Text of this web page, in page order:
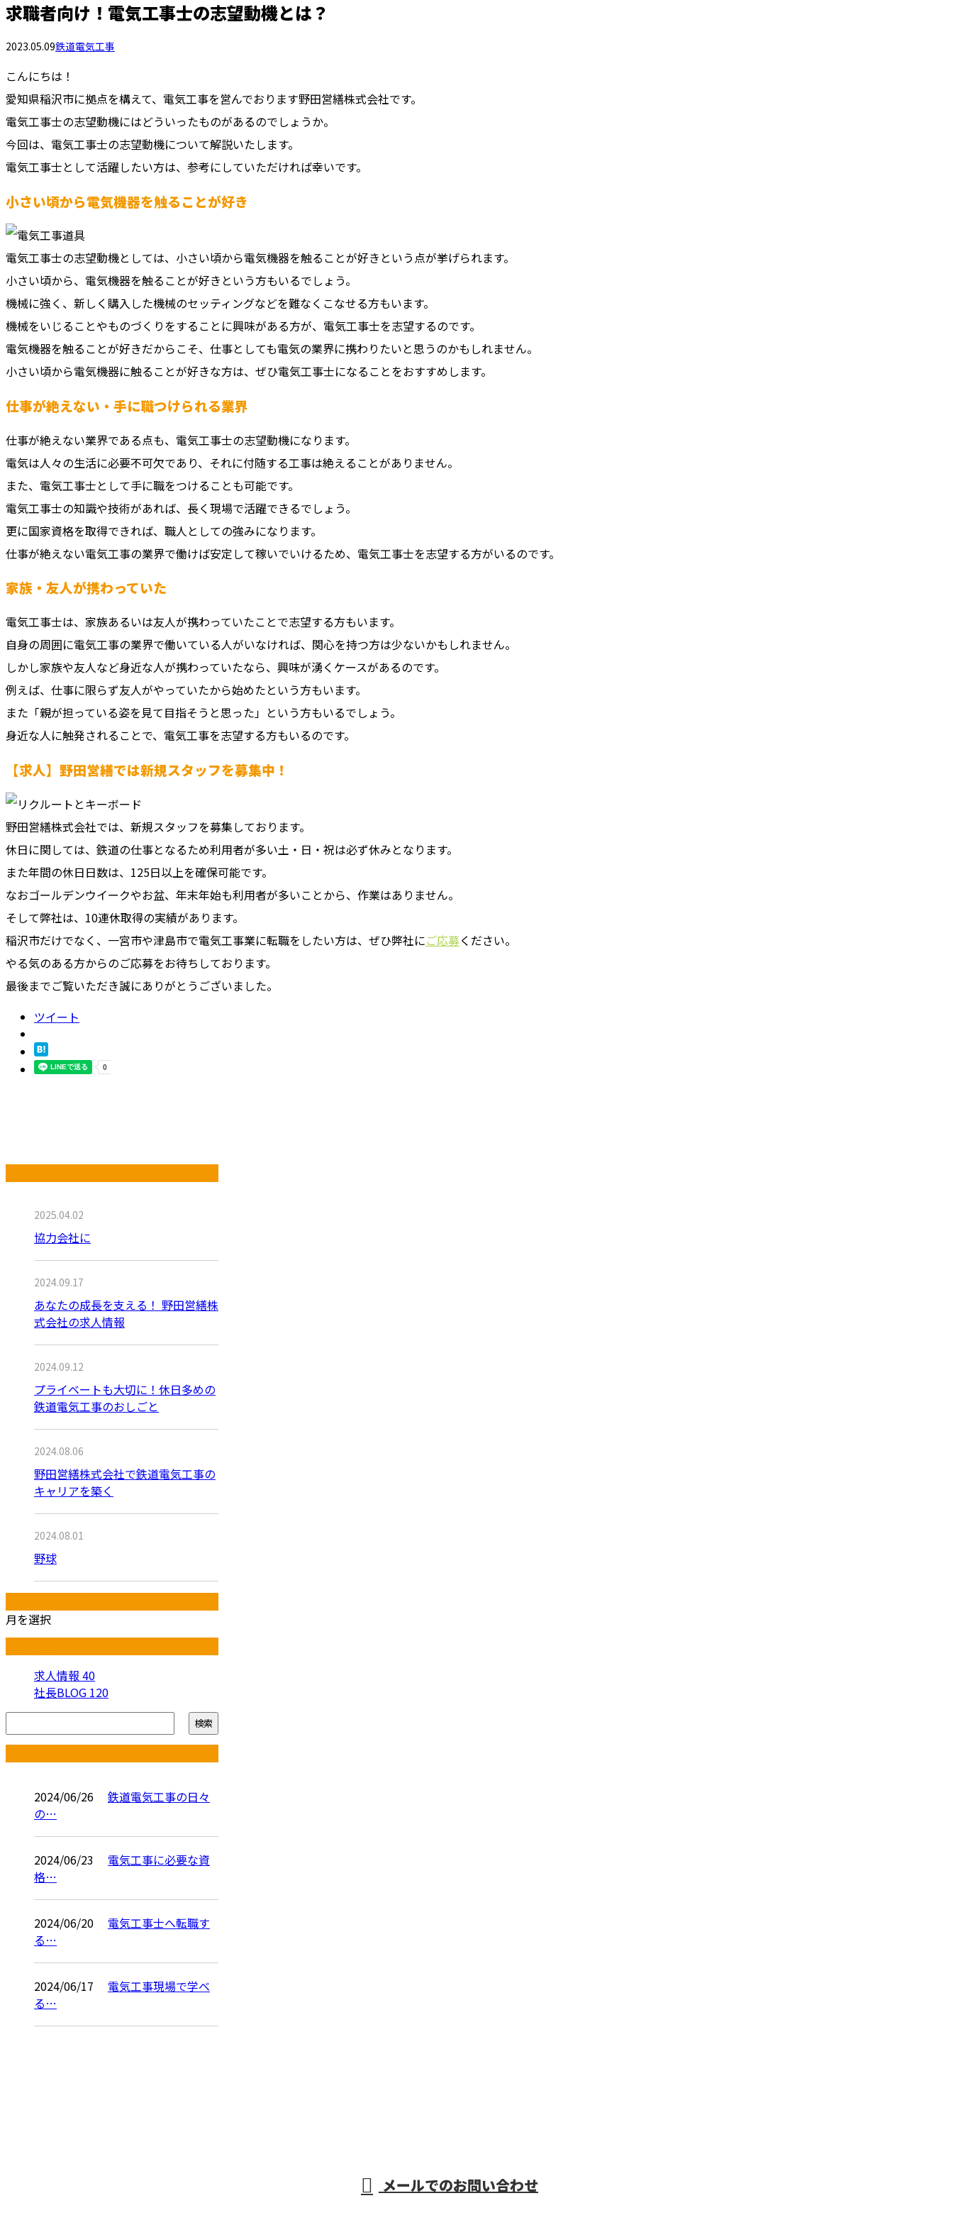
求職者向け！電気工事士の志望動機とは？
2023.05.09鉄道電気工事
こんにちは！
愛知県稲沢市に拠点を構えて、電気工事を営んでおります野田営繕株式会社です。
電気工事士の志望動機にはどういったものがあるのでしょうか。
今回は、電気工事士の志望動機について解説いたします。
電気工事士として活躍したい方は、参考にしていただければ幸いです。
小さい頃から電気機器を触ることが好き
電気工事士の志望動機としては、小さい頃から電気機器を触ることが好きという点が挙げられます。
小さい頃から、電気機器を触ることが好きという方もいるでしょう。
機械に強く、新しく購入した機械のセッティングなどを難なくこなせる方もいます。
機械をいじることやものづくりをすることに興味がある方が、電気工事士を志望するのです。
電気機器を触ることが好きだからこそ、仕事としても電気の業界に携わりたいと思うのかもしれません。
小さい頃から電気機器に触ることが好きな方は、ぜひ電気工事士になることをおすすめします。
仕事が絶えない・手に職つけられる業界
仕事が絶えない業界である点も、電気工事士の志望動機になります。
電気は人々の生活に必要不可欠であり、それに付随する工事は絶えることがありません。
また、電気工事士として手に職をつけることも可能です。
電気工事士の知識や技術があれば、長く現場で活躍できるでしょう。
更に国家資格を取得できれば、職人としての強みになります。
仕事が絶えない電気工事の業界で働けば安定して稼いでいけるため、電気工事士を志望する方がいるのです。
家族・友人が携わっていた
電気工事士は、家族あるいは友人が携わっていたことで志望する方もいます。
自身の周囲に電気工事の業界で働いている人がいなければ、関心を持つ方は少ないかもしれません。
しかし家族や友人など身近な人が携わっていたなら、興味が湧くケースがあるのです。
例えば、仕事に限らず友人がやっていたから始めたという方もいます。
また「親が担っている姿を見て目指そうと思った」という方もいるでしょう。
身近な人に触発されることで、電気工事を志望する方もいるのです。
【求人】野田営繕では新規スタッフを募集中！
野田営繕株式会社では、新規スタッフを募集しております。
休日に関しては、鉄道の仕事となるため利用者が多い土・日・祝は必ず休みとなります。
また年間の休日日数は、125日以上を確保可能です。
なおゴールデンウイークやお盆、年末年始も利用者が多いことから、作業はありません。
そして弊社は、10連休取得の実績があります。
稲沢市だけでなく、一宮市や津島市で電気工事業に転職をしたい方は、ぜひ弊社にご応募ください。
やる気のある方からのご応募をお待ちしております。
最後までご覧いただき誠にありがとうございました。
ツイート
2025.04.02
協力会社に
2024.09.17
あなたの成長を支える！ 野田営繕株
式会社の求人情報
2024.09.12
プライベートも大切に！休日多めの
鉄道電気工事のおしごと
2024.08.06
野田営繕株式会社で鉄道電気工事の
キャリアを築く
2024.08.01
野球
月を選択
求人情報 40
社長BLOG 120
2024/06/26
鉄道電気工事の日々
の…
2024/06/23
電気工事に必要な資
格…
2024/06/20
電気工事士へ転職す
る…
2024/06/17
電気工事現場で学べ
る…
メールでのお問い合わせ